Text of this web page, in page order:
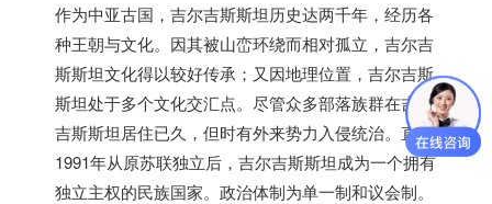
作为中亚古国，吉尔吉斯斯坦历史达两千年，经历各
种王朝与文化。因其被山峦环绕而相对孤立，吉尔吉
斯斯坦文化得以较好传承；又因地理位置，吉尔吉斯
斯坦处于多个文化交汇点。尽管众多部落族群在吉尔
吉斯斯坦居住已久，但时有外来势力入侵统治。直至
1991年从原苏联独立后，吉尔吉斯斯坦成为一个拥有
独立主权的民族国家。政治体制为单一制和议会制。